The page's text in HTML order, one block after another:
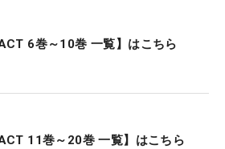
6巻～10巻 一覧】はこちら
11巻～20巻 一覧】はこちら